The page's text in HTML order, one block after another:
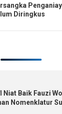
Diringkus
Niat Baik Fauzi
Nomenklatur